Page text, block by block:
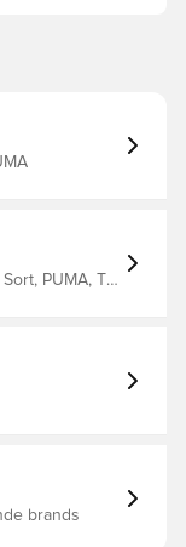
PUMA, T-
brands